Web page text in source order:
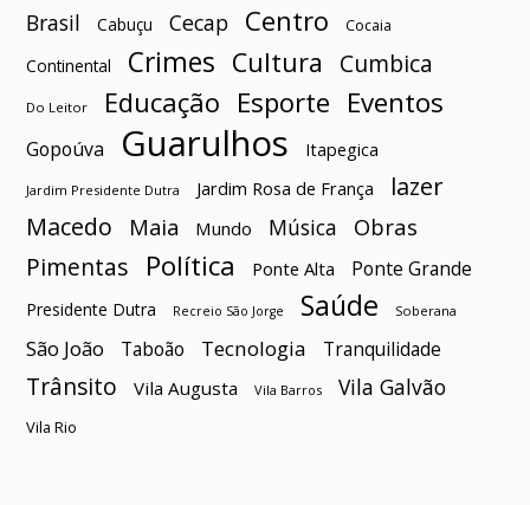
Brasil Cabuçu Cecap Centro Cocaia
Continental Crimes Cultura Cumbica
Do Leitor Educação Esporte Eventos
Gopoúva Guarulhos Itapegica
Jardim Presidente Dutra Jardim Rosa de França
lazer
Macedo
Maia Mundo Música Obras
Pimentas Política Ponte Alta Ponte Grande
Presidente Dutra Recreio São Jorge Saúde Soberana
São João Taboão Tecnologia Tranquilidade
Trânsito Vila Augusta Vila Barros Vila Galvão
Vila Rio